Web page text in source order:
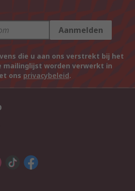
Aanmelden
die u aan ons verstrekt bij het
mailinglijst worden verwerkt in
ons privacybeleid.